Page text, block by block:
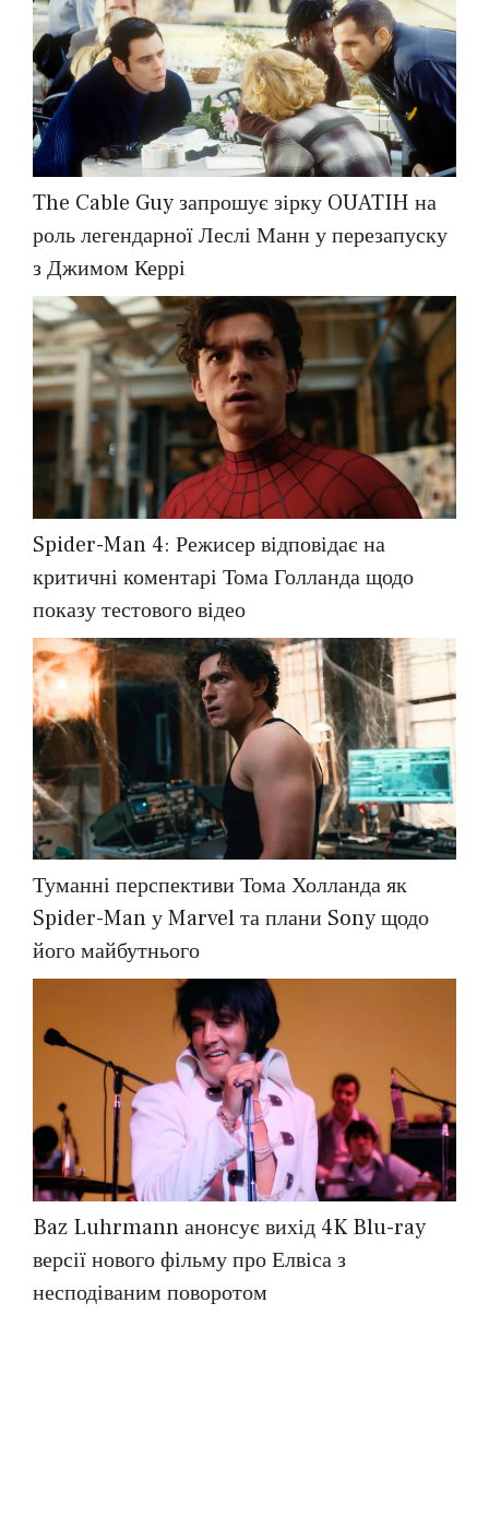
The Cable Guy запрошує зірку OUATIH на
роль легендарної Леслі Манн у перезапуску
з Джимом Керрі
Spider-Man 4: Режисер відповідає на
критичні коментарі Тома Голланда щодо
показу тестового відео
Туманні перспективи Тома Холланда як
Spider-Man у Marvel та плани Sony щодо
його майбутнього
Baz Luhrmann анонсує вихід 4K Blu-ray
версії нового фільму про Елвіса з
несподіваним поворотом